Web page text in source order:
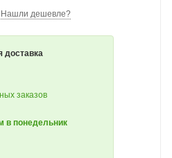
Нашли дешевле?
доставка
заказов
в понедельник